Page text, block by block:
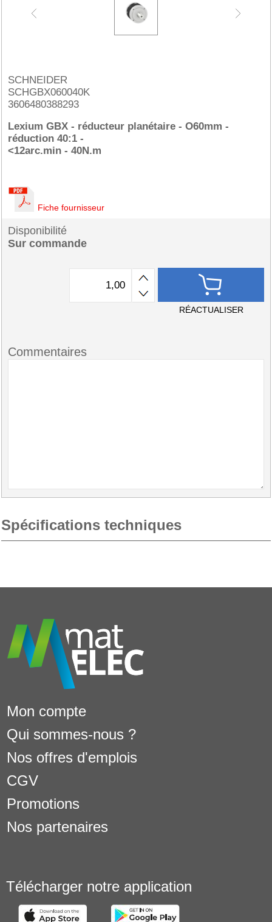
SCHNEIDER
SCHGBX060040K
3606480388293
Lexium GBX - réducteur planétaire - O60mm -
réduction 40:1 -
<12arc.min - 40N.m
Fiche fournisseur
Disponibilité
Sur commande
RÉACTUALISER
Commentaires
Spécifications techniques
Mon compte
Qui sommes-nous ?
Nos offres d'emplois
CGV
Promotions
Nos partenaires
Télécharger notre application